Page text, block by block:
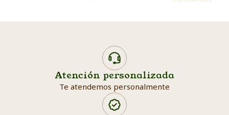
Atención personalizada
Te atendemos personalmente